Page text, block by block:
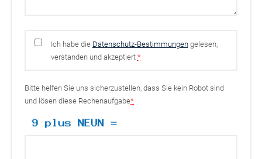
Ich habe die Datenschutz-Bestimmungengelesen,
verstanden und akzeptiert *
Bitte helfen Sie uns sicherzustellen, dass Sie kein Robot sind
und lösen diese Rechenaufgabe*